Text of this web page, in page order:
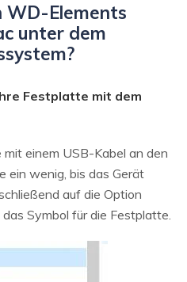
Elements
unter dem
Festplatte mit dem
einem USB-Kabel an den
ein wenig, bis das Gerät
auf die Option
Symbol für die Festplatte.